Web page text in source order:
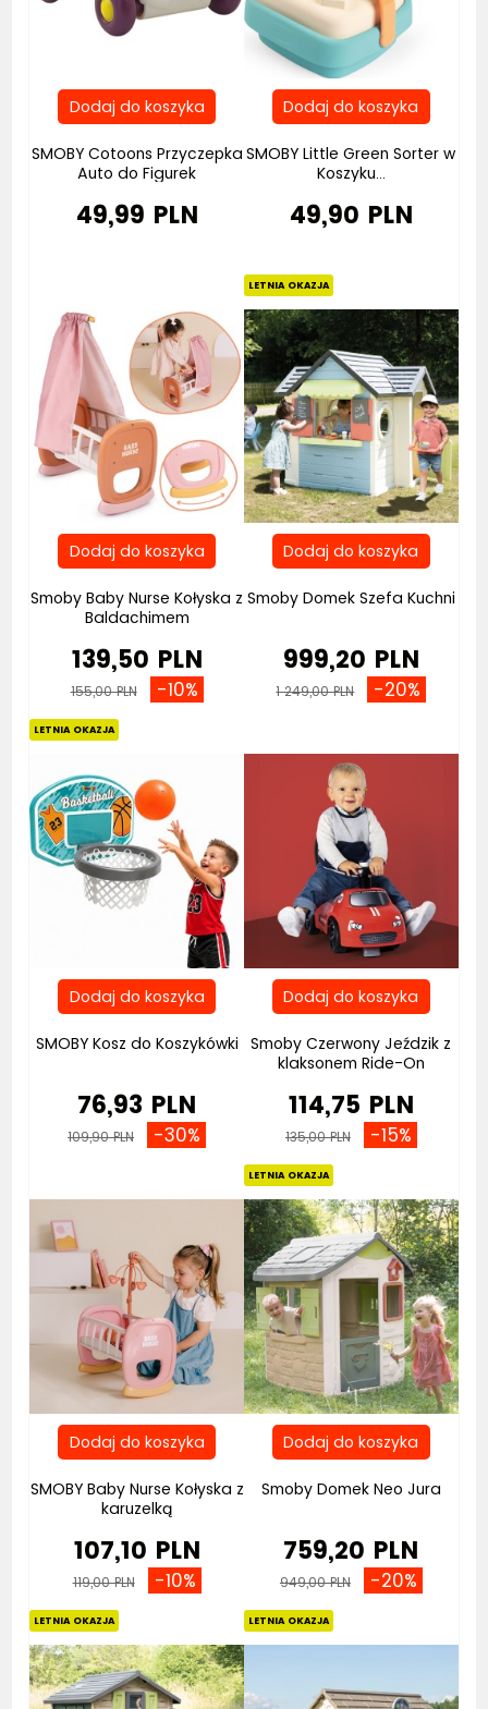
SMOBY Cotoons Przyczepka
Auto do Figurek
49,99 PLN
SMOBY Little Green Sorter w
Koszyku...
49,90 PLN
Smoby Baby Nurse Kołyska z
Baldachimem
139,50 PLN
155,00 PLN -10%
LETNIA OKAZJA
Smoby Domek Szefa Kuchni
999,20 PLN
1 249,00 PLN -20%
LETNIA OKAZJA
SMOBY Kosz do Koszykówki
76,93 PLN
109,90 PLN -30%
Smoby Czerwony Jeździk z
klaksonem Ride-On
114,75 PLN
135,00 PLN -15%
SMOBY Baby Nurse Kołyska z
karuzelką
107,10 PLN
119,00 PLN -10%
LETNIA OKAZJA
Smoby Domek Neo Jura
759,20 PLN
949,00 PLN -20%
LETNIA OKAZJA LETNIA OKAZJA